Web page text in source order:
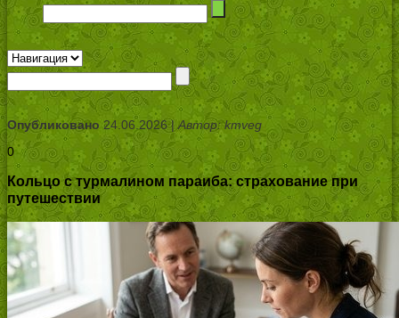
Опубликовано24.06.2026 |Автор: kmveg
0
Кольцо с турмалином параиба: страхование при
путешествии